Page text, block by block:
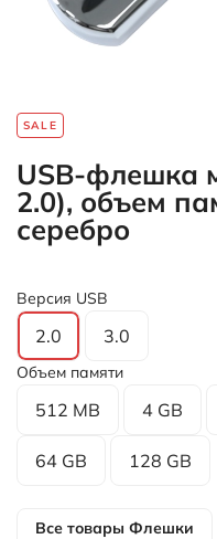
SALE
USB-флешка
2.0), объем
серебро
Версия USB
2.0 3.0
Объем памяти
512 MB 4 GB
64 GB 128 GB
Все товары Флешки